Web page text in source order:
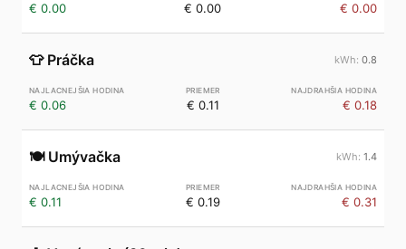
€ 0.00 € 0.00 € 0.00
👕 Práčka 0.8
€ 0.06 € 0.11 € 0.18
🍽️ Umývačka 1.4
€ 0.11 € 0.19 € 0.31